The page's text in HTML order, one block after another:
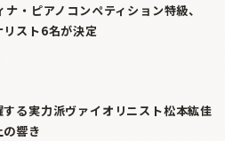
・ピアノコンペティション特級、
リスト6名が決定
する実力派ヴァイオリニスト松本紘佳
響き